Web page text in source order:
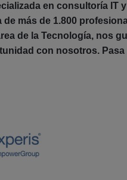
en consultoría
más de 1.800
de la Tecnología, nos
con nosotros.